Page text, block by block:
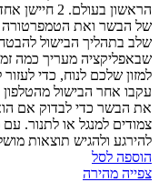
הראשון בעולם.
2 חיישן
של הבשר ואת הטמפרטורה
שלב בתהליך הבישול
שבאפליקציה מעריך כמה
למזון שלכם לנוח, כדי
עקבו אחר הבישול
את הבשר כדי לבדוק אם
צמודים למנגל או לתנור.
להירגע ולהגיש תוצאות
הוספה לסל
צפייה מהירה